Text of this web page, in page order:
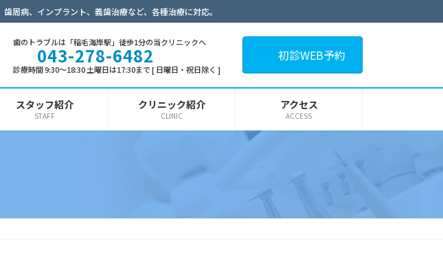
周病、インプラント、義歯治療など、各種治療に対応。
歯のトラブルは「稲毛海岸駅」徒歩1分の当クリニックへ
043-278-6482
診療時間 9:30～18:30 土曜日は17:30まで [ 日曜日・祝日除く ]
初診WEB予約
スタッフ紹介
STAFF
クリニック紹介
CLINIC
アクセス
ACCESS